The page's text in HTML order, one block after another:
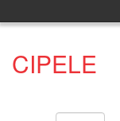
CIPELE